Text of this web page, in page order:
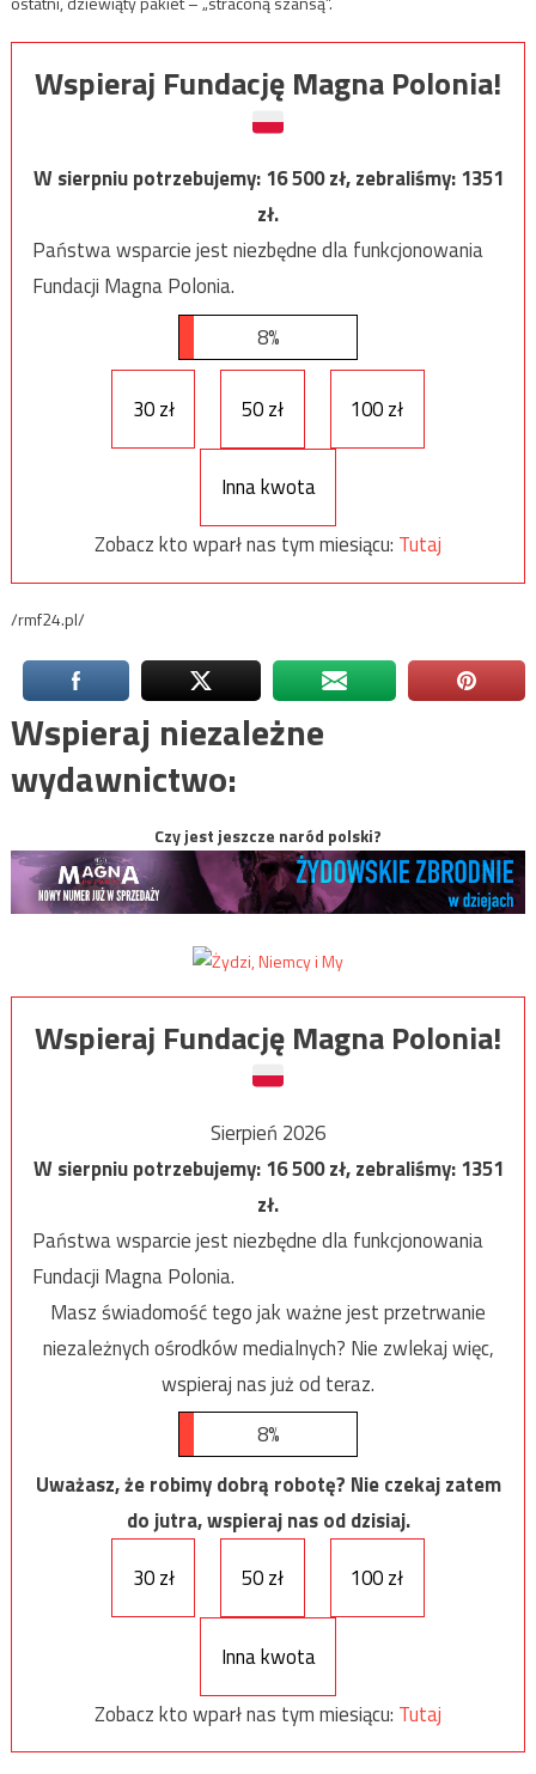
Wspieraj Fundację Magna Polonia!
W sierpniu potrzebujemy:16 500zł, zebraliśmy:1351
zł.
Państwa wsparcie jest niezbędne dla funkcjonowania
Fundacji Magna Polonia.
8%
30 zł 50 zł 100 zł
Inna kwota
Zobacz kto wparł nas tym miesiącu: Tutaj
/rmf24.pl/
Wspieraj niezależne
wydawnictwo:
Czy jest jeszcze naród polski?
Wspieraj Fundację Magna Polonia!
Sierpień 2026
W sierpniu potrzebujemy:16 500zł, zebraliśmy:1351
zł.
Państwa wsparcie jest niezbędne dla funkcjonowania
Fundacji Magna Polonia.
Masz świadomość tego jak ważne jest przetrwanie
niezależnych ośrodków medialnych? Nie zwlekaj więc,
wspieraj nas już od teraz.
8%
Uważasz, że robimy dobrą robotę? Nie czekaj zatem
do jutra, wspieraj nas od dzisiaj.
30 zł
50 zł 100 zł
Inna kwota
Zobacz kto wparł nas tym miesiącu: Tutaj